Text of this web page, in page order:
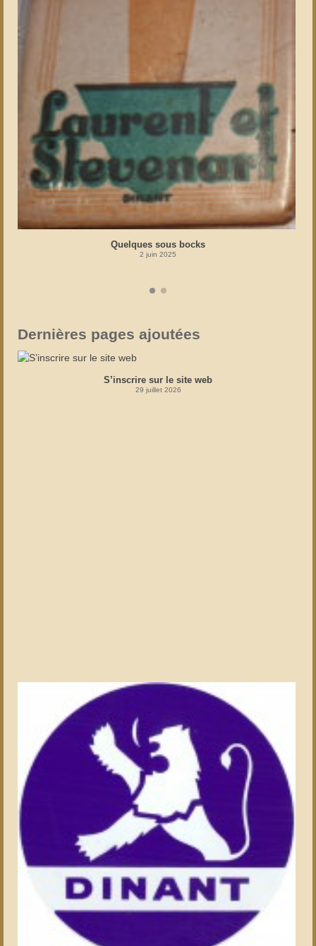
Quelques sous bocks
2 juin 2025
Dernières pages ajoutées
S’inscrire sur le site web
29 juillet 2026